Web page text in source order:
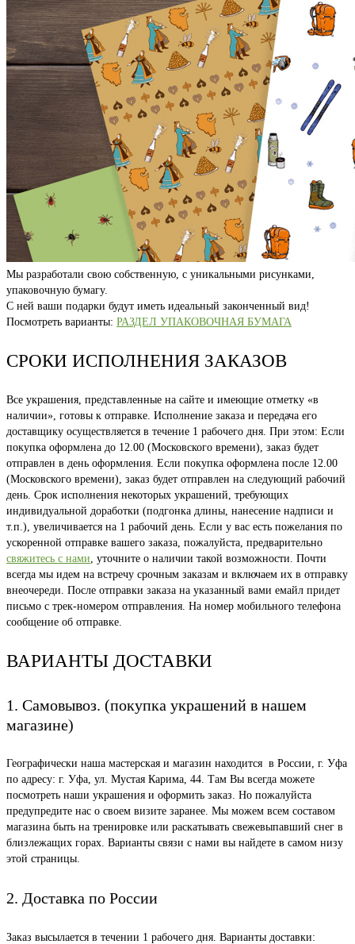
Мы разработали свою собственную, с уникальными рисунками,
упаковочную бумагу.
С ней ваши подарки будут иметь идеальный законченный вид!
Посмотреть варианты: РАЗДЕЛ УПАКОВОЧНАЯ БУМАГА
СРОКИ ИСПОЛНЕНИЯ ЗАКАЗОВ
Все украшения, представленные на сайте и имеющие отметку «в
наличии», готовы к отправке. Исполнение заказа и передача его
доставщику осуществляется в течение 1 рабочего дня. При этом: Если
покупка оформлена до 12.00 (Московского времени), заказ будет
отправлен в день оформления. Если покупка оформлена после 12.00
(Московского времени), заказ будет отправлен на следующий рабочий
день. Срок исполнения некоторых украшений, требующих
индивидуальной доработки (подгонка длины, нанесение надписи и
т.п.), увеличивается на 1 рабочий день. Если у вас есть пожелания по
ускоренной отправке вашего заказа, пожалуйста, предварительно
свяжитесь с нами, уточните о наличии такой возможности. Почти
всегда мы идем на встречу срочным заказам и включаем их в отправку
внеочереди. После отправки заказа на указанный вами емайл придет
письмо с трек-номером отправления. На номер мобильного телефона
сообщение об отправке.
ВАРИАНТЫ ДОСТАВКИ
1. Самовывоз. (покупка украшений в нашем
магазине)
Географически наша мастерская и магазин находится в России, г. Уфа
по адресу: г. Уфа, ул. Мустая Карима, 44. Там Вы всегда можете
посмотреть наши украшения и оформить заказ. Но пожалуйста
предупредите нас о своем визите заранее. Мы можем всем составом
магазина быть на тренировке или раскатывать свежевыпавший снег в
близлежащих горах. Варианты связи с нами вы найдете в самом низу
этой страницы.
2. Доставка по России
Заказ высылается в течении 1 рабочего дня. Варианты доставки: